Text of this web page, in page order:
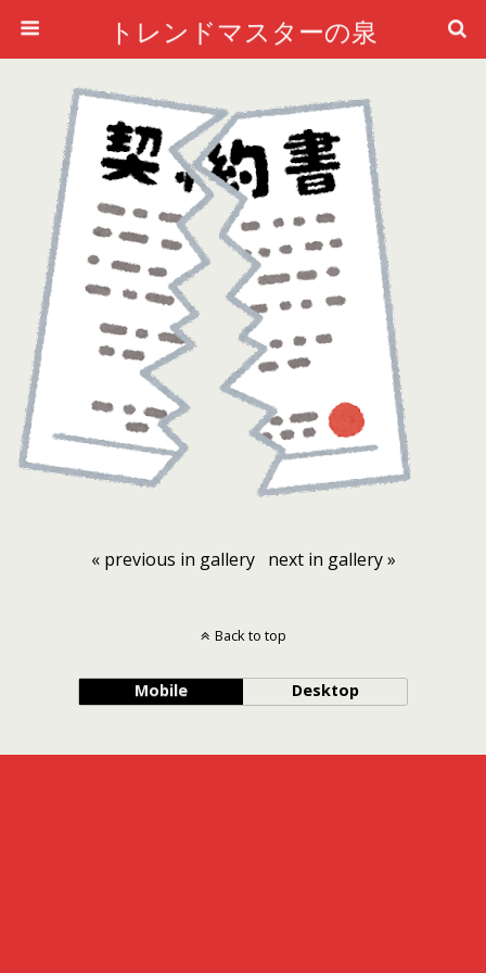
トレンドマスターの泉
« previous in gallery next in gallery »
Back to top
Mobile Desktop